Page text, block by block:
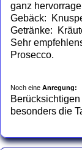
ganz
Gebäck:
Getränke:
Sehr
Prosecco.
Noch eine Anregung:
besonders die